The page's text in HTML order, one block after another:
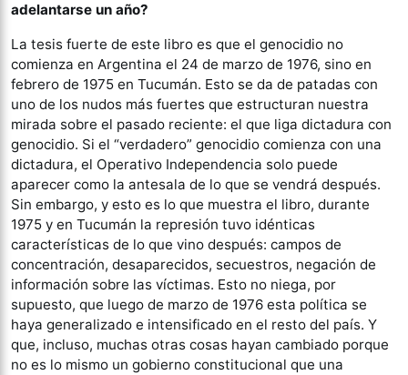
adelantarse un año?
La tesis fuerte de este libro es que el genocidio no
comienza en Argentina el 24 de marzo de 1976, sino en
febrero de 1975 en Tucumán. Esto se da de patadas con
uno de los nudos más fuertes que estructuran nuestra
mirada sobre el pasado reciente: el que liga dictadura con
genocidio. Si el “verdadero” genocidio comienza con una
dictadura, el Operativo Independencia solo puede
aparecer como la antesala de lo que se vendrá después.
Sin embargo, y esto es lo que muestra el libro, durante
1975 y en Tucumán la represión tuvo idénticas
características de lo que vino después: campos de
concentración, desaparecidos, secuestros, negación de
información sobre las víctimas. Esto no niega, por
supuesto, que luego de marzo de 1976 esta política se
haya generalizado e intensificado en el resto del país. Y
que, incluso, muchas otras cosas hayan cambiado porque
no es lo mismo un gobierno constitucional que una